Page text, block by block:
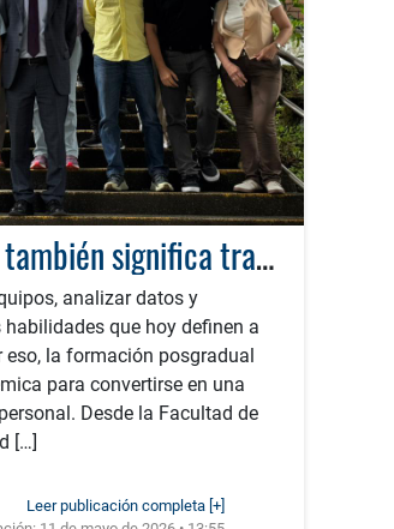
Cuando estudiar un posgrado también significa transformar empresas y territorios
analizar datos y
que hoy definen a
la formación posgradual
para convertirse en una
Desde la Facultad de
[…]
Leer publicación completa [+]